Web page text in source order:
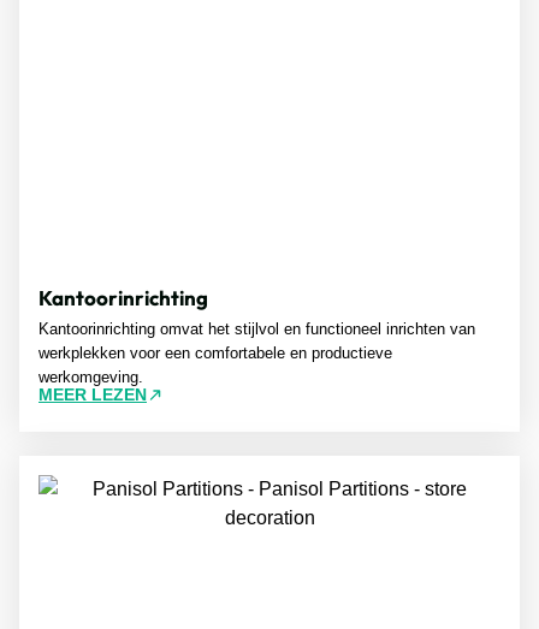
Kantoorinrichting
Kantoorinrichting omvat het stijlvol en functioneel inrichten van
werkplekken voor een comfortabele en productieve
werkomgeving.
MEER LEZEN